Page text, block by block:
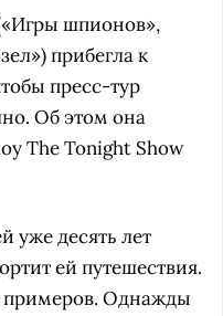
шпионов»,
прибегла к
пресс-тур
Об этом она
The Tonight Show
уже десять лет
ей путешествия.
примеров. Однажды